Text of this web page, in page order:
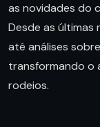
as novidades do
Desde as
até análises
transformando o
rodeios.